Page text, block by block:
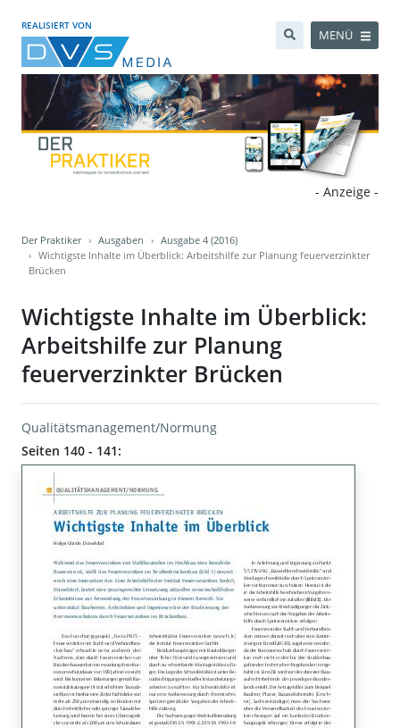
REALISIERT VON
MENÜ
- Anzeige -
Der Praktiker Ausgaben
Ausgabe 4 (2016)
Wichtigste Inhalte im Überblick: Arbeitshilfe zur Planung feuerverzinkter
Brücken
Wichtigste Inhalte im Überblick:
Arbeitshilfe zur Planung
feuerverzinkter Brücken
Qualitätsmanagement/Normung
Seiten 140 - 141: